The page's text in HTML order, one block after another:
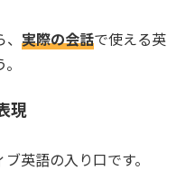
実際の会話で使える英
現
英語の入り口です。